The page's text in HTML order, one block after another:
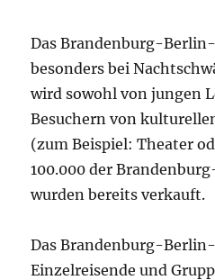
Das Brandenburg-
besonders bei
wird sowohl von jungen
Besuchern von
(zum Beispiel: Theater
100.000 der
wurden bereits verkauft.
Das Brandenburg-
Einzelreisende und